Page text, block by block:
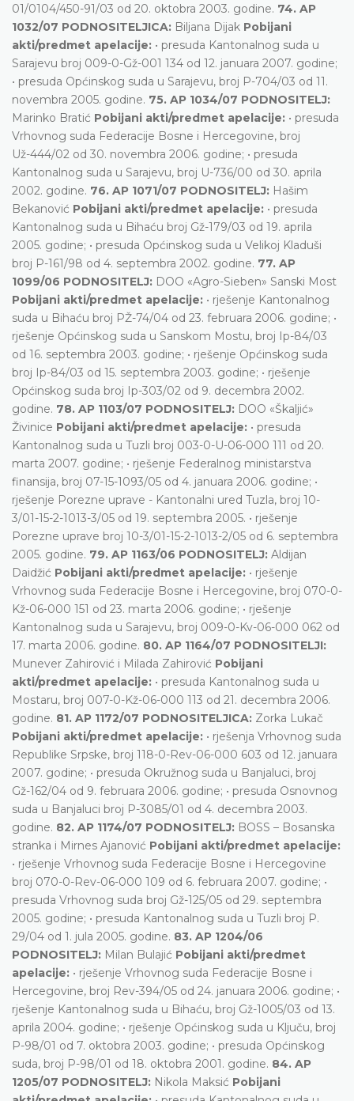
01/0104/450-91/03 od 20. oktobra 2003. godine. 74. AP
1032/07 PODNOSITELJICA: Biljana Dijak Pobijani
akti/predmet apelacije: • presuda Kantonalnog suda u
Sarajevu broj 009-0-Gž-001 134 od 12. januara 2007. godine;
• presuda Općinskog suda u Sarajevu, broj P-704/03 od 11.
novembra 2005. godine. 75. AP 1034/07 PODNOSITELJ:
Marinko Bratić Pobijani akti/predmet apelacije: • presuda
Vrhovnog suda Federacije Bosne i Hercegovine, broj
Už-444/02 od 30. novembra 2006. godine; • presuda
Kantonalnog suda u Sarajevu, broj U-736/00 od 30. aprila
2002. godine. 76. AP 1071/07 PODNOSITELJ: Hašim
Bekanović Pobijani akti/predmet apelacije: • presuda
Kantonalnog suda u Bihaću broj Gž-179/03 od 19. aprila
2005. godine; • presuda Općinskog suda u Velikoj Kladuši
broj P-161/98 od 4. septembra 2002. godine. 77. AP
1099/06 PODNOSITELJ: DOO «Agro-Sieben» Sanski Most
Pobijani akti/predmet apelacije: • rješenje Kantonalnog
suda u Bihaću broj PŽ-74/04 od 23. februara 2006. godine; •
rješenje Općinskog suda u Sanskom Mostu, broj Ip-84/03
od 16. septembra 2003. godine; • rješenje Općinskog suda
broj Ip-84/03 od 15. septembra 2003. godine; • rješenje
Općinskog suda broj Ip-303/02 od 9. decembra 2002.
godine. 78. AP 1103/07 PODNOSITELJ: DOO «Škaljić»
Živinice Pobijani akti/predmet apelacije: • presuda
Kantonalnog suda u Tuzli broj 003-0-U-06-000 111 od 20.
marta 2007. godine; • rješenje Federalnog ministarstva
finansija, broj 07-15-1093/05 od 4. januara 2006. godine; •
rješenje Porezne uprave - Kantonalni ured Tuzla, broj 10-
3/01-15-2-1013-3/05 od 19. septembra 2005. • rješenje
Porezne uprave broj 10-3/01-15-2-1013-2/05 od 6. septembra
2005. godine. 79. AP 1163/06 PODNOSITELJ: Aldijan
Daidžić Pobijani akti/predmet apelacije: • rješenje
Vrhovnog suda Federacije Bosne i Hercegovine, broj 070-0-
Kž-06-000 151 od 23. marta 2006. godine; • rješenje
Kantonalnog suda u Sarajevu, broj 009-0-Kv-06-000 062 od
17. marta 2006. godine. 80. AP 1164/07 PODNOSITELJI:
Munever Zahirović i Milada Zahirović Pobijani
akti/predmet apelacije: • presuda Kantonalnog suda u
Mostaru, broj 007-0-Kž-06-000 113 od 21. decembra 2006.
godine. 81. AP 1172/07 PODNOSITELJICA: Zorka Lukač
Pobijani akti/predmet apelacije: • rješenja Vrhovnog suda
Republike Srpske, broj 118-0-Rev-06-000 603 od 12. januara
2007. godine; • presuda Okružnog suda u Banjaluci, broj
Gž-162/04 od 9. februara 2006. godine; • presuda Osnovnog
suda u Banjaluci broj P-3085/01 od 4. decembra 2003.
godine. 82. AP 1174/07 PODNOSITELJ: BOSS – Bosanska
stranka i Mirnes Ajanović Pobijani akti/predmet apelacije:
• rješenje Vrhovnog suda Federacije Bosne i Hercegovine
broj 070-0-Rev-06-000 109 od 6. februara 2007. godine; •
presuda Vrhovnog suda broj Gž-125/05 od 29. septembra
2005. godine; • presuda Kantonalnog suda u Tuzli broj P.
29/04 od 1. jula 2005. godine. 83. AP 1204/06
PODNOSITELJ: Milan Bulajić Pobijani akti/predmet
apelacije: • rješenje Vrhovnog suda Federacije Bosne i
Hercegovine, broj Rev-394/05 od 24. januara 2006. godine; •
rješenje Kantonalnog suda u Bihaću, broj Gž-1005/03 od 13.
aprila 2004. godine; • rješenje Općinskog suda u Ključu, broj
P-98/01 od 7. oktobra 2003. godine; • presuda Općinskog
suda, broj P-98/01 od 18. oktobra 2001. godine. 84. AP
1205/07 PODNOSITELJ: Nikola Maksić Pobijani